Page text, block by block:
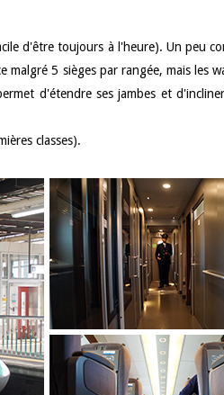
d'être toujours à l'heure). Un peu
5 sièges par rangée, mais les
d'étendre ses jambes et
classes).